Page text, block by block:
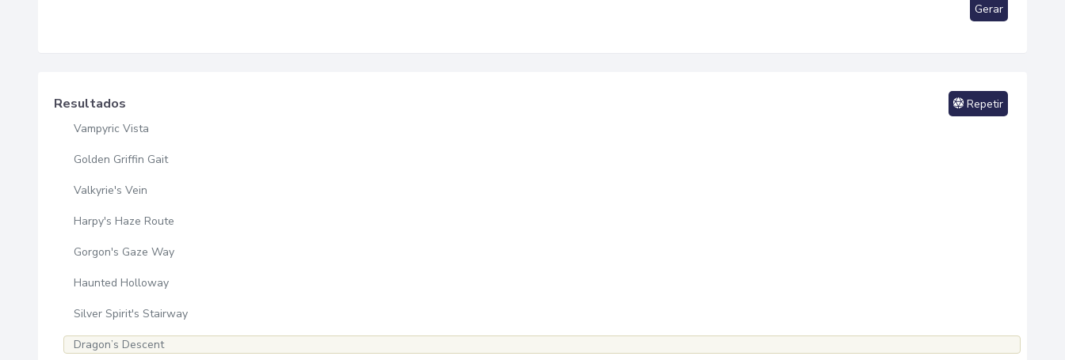
Gerar
Resultados
Repetir
Vampyric Vista
Golden Griffin Gait
Valkyrie's Vein
Harpy's Haze Route
Gorgon's Gaze Way
Haunted Holloway
Silver Spirit's Stairway
Dragon’s Descent